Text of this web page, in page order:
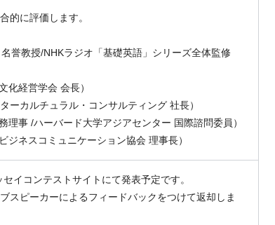
的に評価します。
誉教授/NHKラジオ「基礎英語」シリーズ全体監修
化経営学会 会長）
ーカルチュラル・コンサルティング 社長）
理事 /ハーバード大学アジアセンター 国際諮問委員）
ジネスコミュニケーション協会 理事長）
イコンテストサイトにて発表予定です。
スピーカーによるフィードバックをつけて返却しま